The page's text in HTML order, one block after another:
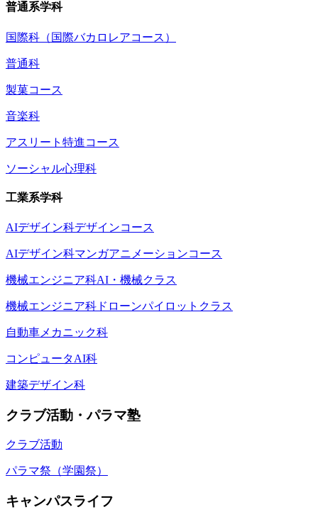
普通系学科
国際科（国際バカロレアコース）
普通科
製菓コース
音楽科
アスリート特進コース
ソーシャル心理科
工業系学科
AIデザイン科デザインコース
AIデザイン科マンガアニメーションコース
機械エンジニア科AI・機械クラス
機械エンジニア科ドローンパイロットクラス
自動車メカニック科
コンピュータAI科
建築デザイン科
クラブ活動・パラマ塾
クラブ活動
パラマ祭（学園祭）
キャンパスライフ